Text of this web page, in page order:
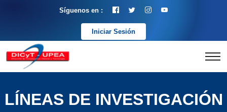
Síguenos en :
Iniciar Sesión
LÍNEAS DE INVESTIGACIÓN